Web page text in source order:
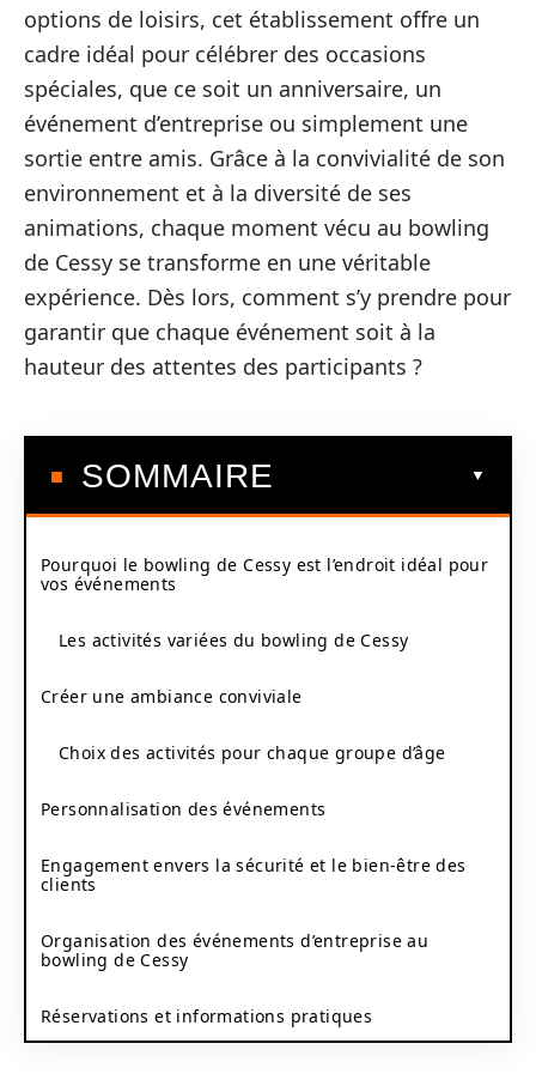
options de loisirs, cet établissement offre un
cadre idéal pour célébrer des occasions
spéciales, que ce soit un anniversaire, un
événement d’entreprise ou simplement une
sortie entre amis. Grâce à la convivialité de son
environnement et à la diversité de ses
animations, chaque moment vécu au bowling
de Cessy se transforme en une véritable
expérience. Dès lors, comment s’y prendre pour
garantir que chaque événement soit à la
hauteur des attentes des participants ?
SOMMAIRE
Pourquoi le bowling de Cessy est l’endroit idéal pour
vos événements
Les activités variées du bowling de Cessy
Créer une ambiance conviviale
Choix des activités pour chaque groupe d’âge
Personnalisation des événements
Engagement envers la sécurité et le bien-être des
clients
Organisation des événements d’entreprise au
bowling de Cessy
Réservations et informations pratiques